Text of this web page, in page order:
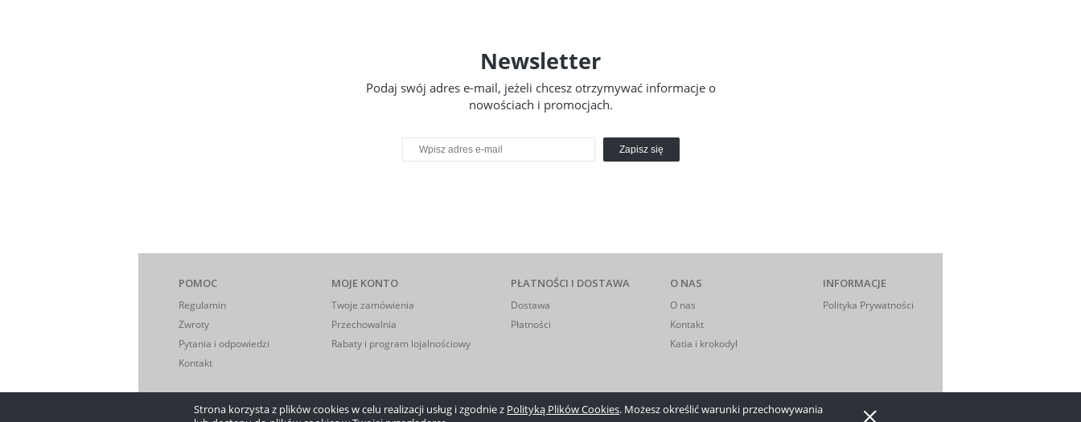
Strona korzysta z plików cookies w celu realizacji usług i zgodnie z Polityką Plików Cookies. Możesz określić warunki przechowywania
Newsletter
Podaj swój adres e-mail, jeżeli chcesz otrzymywać informacje o
nowościach i promocjach.
Zapisz się
POMOC
Regulamin
Zwroty
Pytania i odpowiedzi
Kontakt
MOJE KONTO
Twoje zamówienia
Przechowalnia
Rabaty i program lojalnościowy
PŁATNOŚCI I DOSTAWA
Dostawa
Płatności
O NAS
O nas
Kontakt
Katia i krokodyl
INFORMACJE
Polityka Prywatności